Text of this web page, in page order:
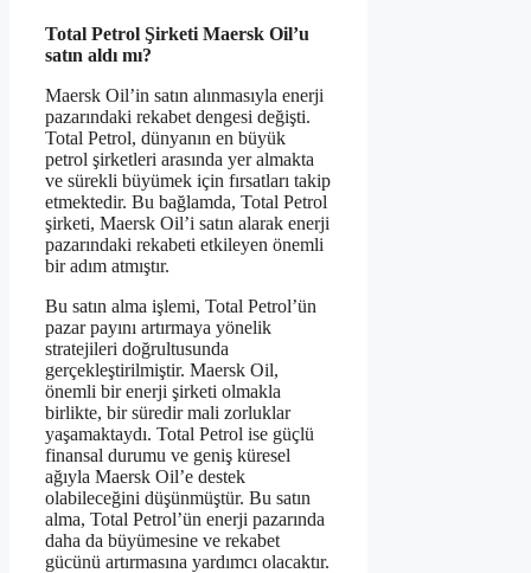
Total Petrol Şirketi Maersk Oil’u
satın aldı mı?
Maersk Oil’in satın alınmasıyla enerji
pazarındaki rekabet dengesi değişti.
Total Petrol, dünyanın en büyük
petrol şirketleri arasında yer almakta
ve sürekli büyümek için fırsatları takip
etmektedir. Bu bağlamda, Total Petrol
şirketi, Maersk Oil’i satın alarak enerji
pazarındaki rekabeti etkileyen önemli
bir adım atmıştır.
Bu satın alma işlemi, Total Petrol’ün
pazar payını artırmaya yönelik
stratejileri doğrultusunda
gerçekleştirilmiştir. Maersk Oil,
önemli bir enerji şirketi olmakla
birlikte, bir süredir mali zorluklar
yaşamaktaydı. Total Petrol ise güçlü
finansal durumu ve geniş küresel
ağıyla Maersk Oil’e destek
olabileceğini düşünmüştür. Bu satın
alma, Total Petrol’ün enerji pazarında
daha da büyümesine ve rekabet
gücünü artırmasına yardımcı olacaktır.